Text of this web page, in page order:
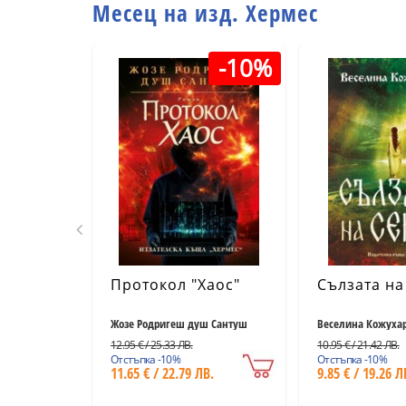
Месец на изд. Хермес
-10%
Протокол "Хаос"
Жозе Родригеш душ Сантуш
12.95 € / 25.33 ЛВ.
Отстъпка -10%
11.65 € / 22.79 ЛВ.
Сълзата
Веселина
10.95 € / 21.42 ЛВ.
Отстъпка -10%
9.85 € / 19.26